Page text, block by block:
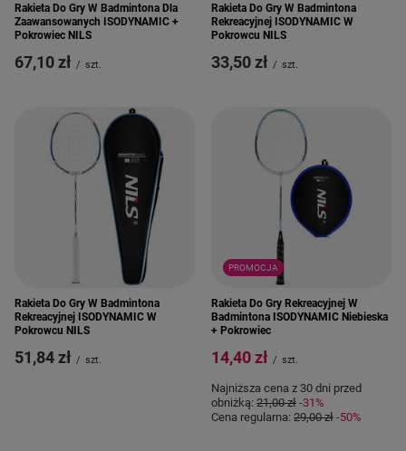
Rakieta Do Gry W Badmintona Dla
Zaawansowanych ISODYNAMIC +
Pokrowiec NILS
67,10 zł / szt.
Rakieta Do Gry W Badmintona
Rekreacyjnej ISODYNAMIC W
Pokrowcu NILS
33,50 zł / szt.
Rakieta Do Gry W Badmintona
Rekreacyjnej ISODYNAMIC W
Pokrowcu NILS
51,84 zł / szt.
PROMOCJA
Rakieta Do Gry Rekreacyjnej W
Badmintona ISODYNAMIC Niebieska
+ Pokrowiec
14,40 zł / szt.
Najniższa cena z 30 dni przed
obniżką: 21,00 zł -31%
Cena regularna: 29,00 zł -50%